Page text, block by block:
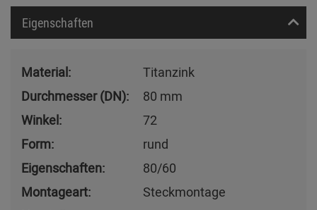
Eigenschaften
Material:
Titanzink
Durchmesser (DN):
80 mm
Winkel:
72
Form:
rund
Eigenschaften:
80/60
Montageart:
Steckmontage